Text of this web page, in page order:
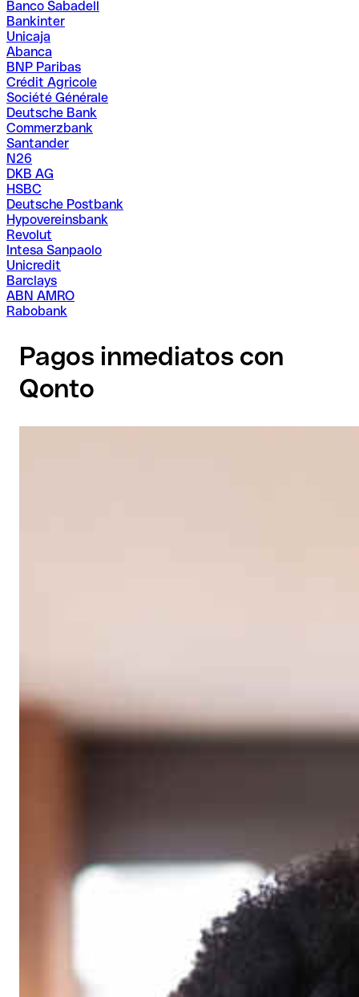
Banco Sabadell
Bankinter
Unicaja
Abanca
BNP Paribas
Crédit Agricole
Société Générale
Deutsche Bank
Commerzbank
Santander
N26
DKB AG
HSBC
Deutsche Postbank
Hypovereinsbank
Revolut
Intesa Sanpaolo
Unicredit
Barclays
ABN AMRO
Rabobank
Pagos inmediatos con
Qonto